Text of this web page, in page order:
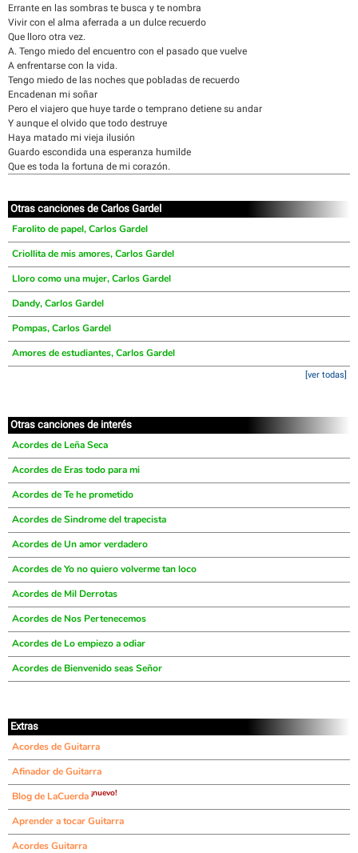
Errante en las sombras te busca y te nombra
Vivir con el alma aferrada a un dulce recuerdo
Que lloro otra vez.
A. Tengo miedo del encuentro con el pasado que vuelve
A enfrentarse con la vida.
Tengo miedo de las noches que pobladas de recuerdo
Encadenan mi soñar
Pero el viajero que huye tarde o temprano detiene su andar
Y aunque el olvido que todo destruye
Haya matado mi vieja ilusión
Guardo escondida una esperanza humilde
Que es toda la fortuna de mi corazón.
Otras canciones de Carlos Gardel
Farolito de papel, Carlos Gardel
Criollita de mis amores, Carlos Gardel
Lloro como una mujer, Carlos Gardel
Dandy, Carlos Gardel
Pompas, Carlos Gardel
Amores de estudiantes, Carlos Gardel
[ver todas]
Otras canciones de interés
Acordes de Leña Seca
Acordes de Eras todo para mi
Acordes de Te he prometido
Acordes de Sindrome del trapecista
Acordes de Un amor verdadero
Acordes de Yo no quiero volverme tan loco
Acordes de Mil Derrotas
Acordes de Nos Pertenecemos
Acordes de Lo empiezo a odiar
Acordes de Bienvenido seas Señor
Extras
Acordes de Guitarra
Afinador de Guitarra
Blog de LaCuerda ¡nuevo!
Aprender a tocar Guitarra
Acordes Guitarra